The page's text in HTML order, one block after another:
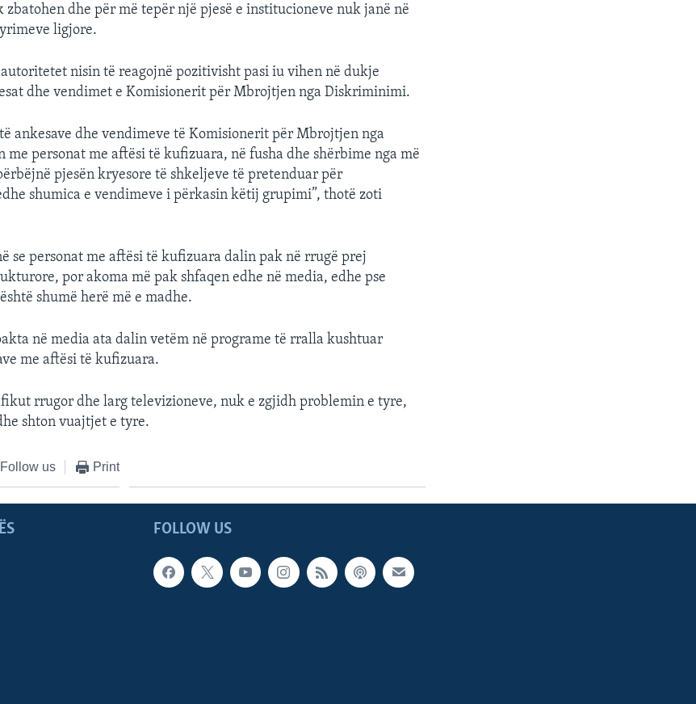
zbatohen dhe për më tepër një pjesë e institucioneve nuk janë në
ligjore.
nisin të reagojnë pozitivisht pasi iu vihen në dukje
dhe vendimet e Komisionerit për Mbrojtjen nga Diskriminimi.
ankesave dhe vendimeve të Komisionerit për Mbrojtjen nga
personat me aftësi të kufizuara, në fusha dhe shërbime nga më
pjesën kryesore të shkeljeve të pretenduar për
shumica e vendimeve i përkasin këtij grupimi”, thotë zoti
se personat me aftësi të kufizuara dalin pak në rrugë prej
por akoma më pak shfaqen edhe në media, edhe pse
shumë herë më e madhe.
në media ata dalin vetëm në programe të rralla kushtuar
me aftësi të kufizuara.
rrugor dhe larg televizioneve, nuk e zgjidh problemin e tyre,
shton vuajtjet e tyre.
Follow us Print
FOLLOW US